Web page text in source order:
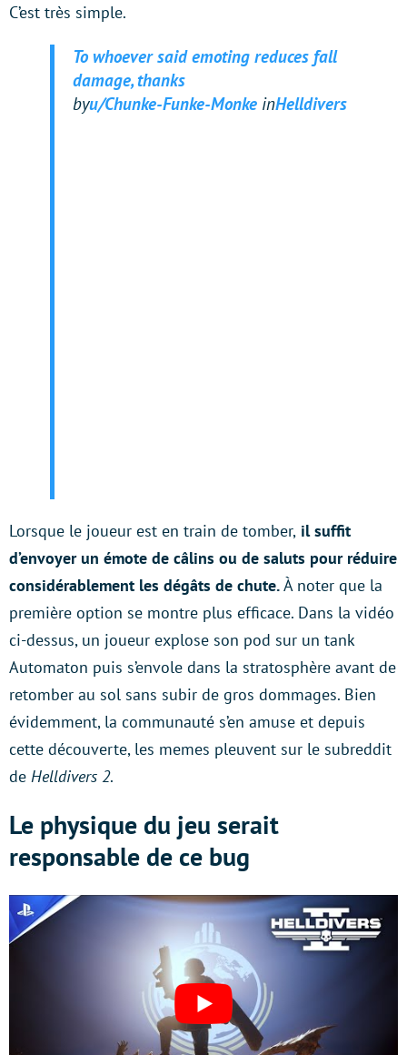
C’est très simple.
To whoever said emoting reduces fall
damage, thanks
byu/Chunke-Funke-Monke inHelldivers
Lorsque le joueur est en train de tomber, il suffit
d’envoyer un émote de câlins ou de saluts pour réduire
considérablement les dégâts de chute.À noter que la
première option se montre plus efficace. Dans la vidéo
ci-dessus, un joueur explose son pod sur un tank
Automaton puis s’envole dans la stratosphère avant de
retomber au sol sans subir de gros dommages. Bien
évidemment, la communauté s’en amuse et depuis
cette découverte, les memes pleuvent sur le subreddit
de Helldivers 2.
Le physique du jeu serait
responsable de ce bug